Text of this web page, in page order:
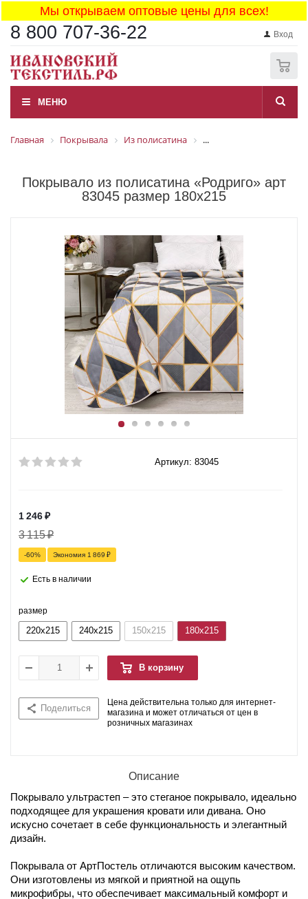
Мы открываем оптовые цены для всех!
8 800 707-36-22 Вход
МЕНЮ
Главная Покрывала Из полисатина ...
Покрывало из полисатина «Родриго» арт
83045 размер 180x215
Артикул: 83045
1 246₽
3 115₽
-60% Экономия 1 869 ₽
Есть в наличии
размер
220x215 240x215 150x215 180x215
В корзину
Поделиться
Цена действительна только для интернет-
магазина и может отличаться от цен в
розничных магазинах
Описание
Покрывало ультрастеп – это стеганое покрывало, идеально
подходящее для украшения кровати или дивана. Оно
искусно сочетает в себе функциональность и элегантный
дизайн.
Покрывала от АртПостель отличаются высоким качеством.
Они изготовлены из мягкой и приятной на ощупь
микрофибры, что обеспечивает максимальный комфорт и